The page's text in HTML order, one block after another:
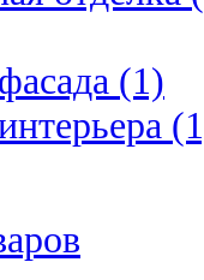
(1)